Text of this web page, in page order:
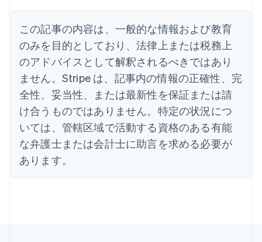
この記事の内容は、一般的な情報および教育
のみを目的としており、法律上または税務上
のアドバイスとして解釈されるべきではあり
ません。Stripe は、記事内の情報の正確性、完
全性、妥当性、または最新性を保証または請
け合うものではありません。特定の状況につ
いては、管轄区域で活動する資格のある有能
な弁護士または会計士に助言を求める必要が
あります。
イギリス
イタリア
Italiano English
インド
English
エストニア
English
オーストラリア
English
オーストリア
Deutsch English
オランダ
Nederlands